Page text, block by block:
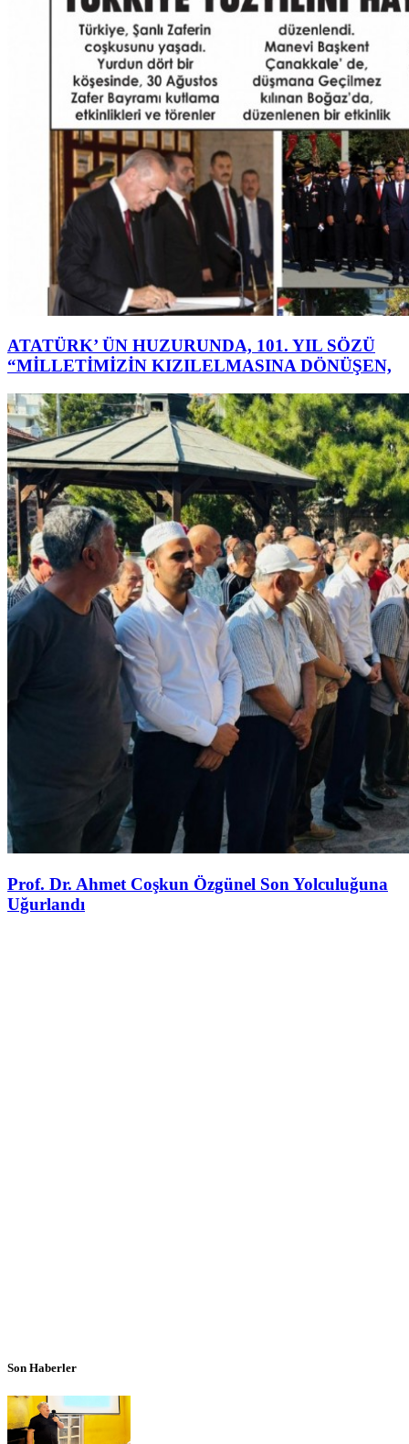
ATATÜRK’ ÜN HUZURUNDA, 101. YIL SÖZÜ
“MİLLETİMİZİN KIZILELMASINA DÖNÜŞEN,
Prof. Dr. Ahmet Coşkun Özgünel Son Yolculuğuna
Uğurlandı
Son Haberler